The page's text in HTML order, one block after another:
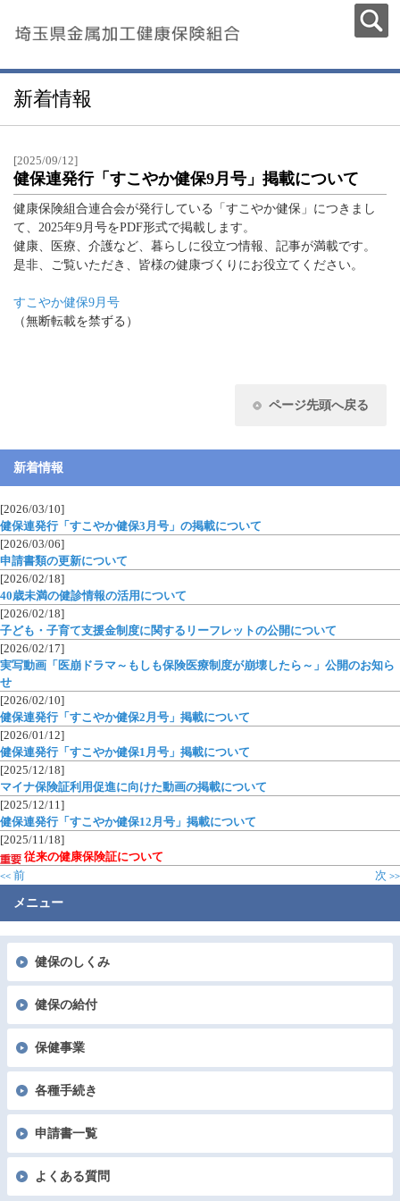
新着情報
[2025/09/12]
健保連発行「すこやか健保9月号」掲載について
健康保険組合連合会が発行している「すこやか健保」につきまし
て、2025年9月号をPDF形式で掲載します。
健康、医療、介護など、暮らしに役立つ情報、記事が満載です。
是非、ご覧いただき、皆様の健康づくりにお役立てください。
すこやか健保9月号
（無断転載を禁ずる）
ページ先頭へ戻る
新着情報
[2026/03/10]
健保連発行「すこやか健保3月号」の掲載について
[2026/03/06]
申請書類の更新について
[2026/02/18]
40歳未満の健診情報の活用について
[2026/02/18]
子ども・子育て支援金制度に関するリーフレットの公開について
[2026/02/17]
実写動画「医崩ドラマ～もしも保険医療制度が崩壊したら～」公開のお知ら
せ
[2026/02/10]
健保連発行「すこやか健保2月号」掲載について
[2026/01/12]
健保連発行「すこやか健保1月号」掲載について
[2025/12/18]
マイナ保険証利用促進に向けた動画の掲載について
[2025/12/11]
健保連発行「すこやか健保12月号」掲載について
[2025/11/18]
従来の健康保険証について
<< 前 次 >>
メニュー
健保のしくみ
健保の給付
保健事業
各種手続き
申請書一覧
よくある質問